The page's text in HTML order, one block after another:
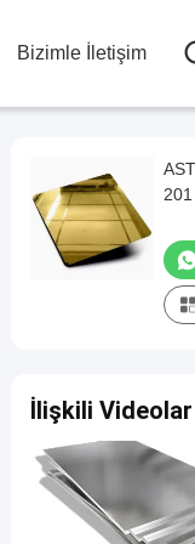
Bizimle İletişim
İlişkili Videolar